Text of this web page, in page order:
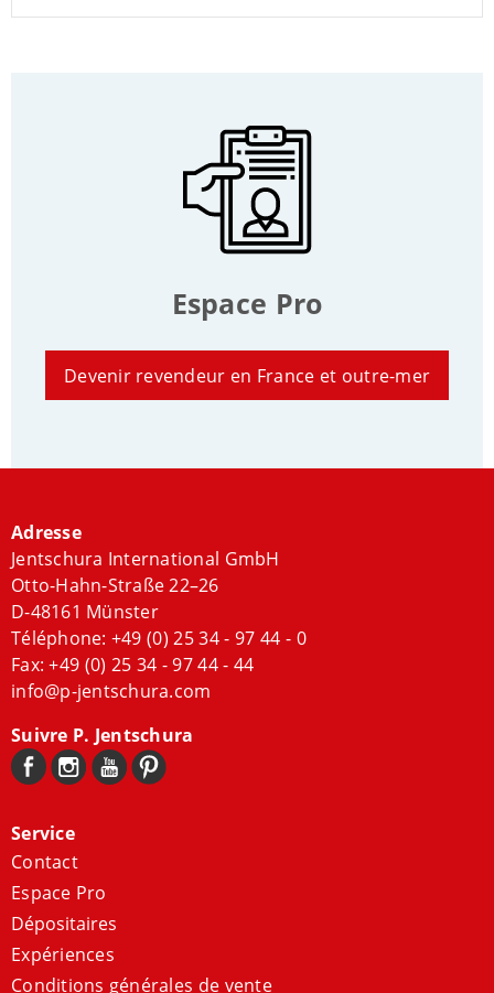
Espace Pro
Devenir revendeur en France et outre-mer
Adresse
Jentschura International GmbH
Otto-Hahn-Straße 22–26
D-48161 Münster
Téléphone: +49 (0) 25 34 - 97 44 - 0
Fax: +49 (0) 25 34 - 97 44 - 44
info@p-jentschura.com
Suivre P. Jentschura
Service
Contact
Espace Pro
Dépositaires
Expériences
Conditions générales de vente